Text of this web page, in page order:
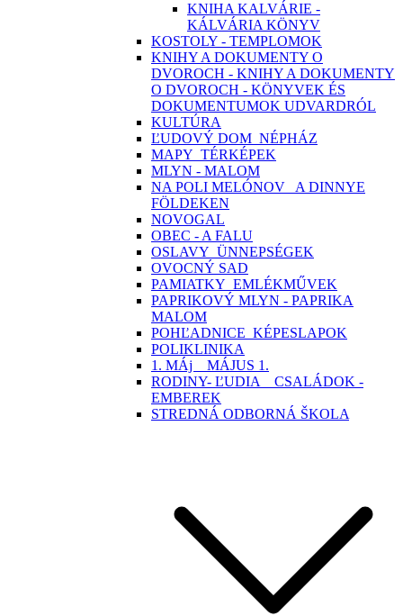
KNIHA KALVÁRIE -
KÁLVÁRIA KÖNYV
KOSTOLY - TEMPLOMOK
KNIHY A DOKUMENTY O
DVOROCH - KNIHY A DOKUMENTY
O DVOROCH - KÖNYVEK ÉS
DOKUMENTUMOK UDVARDRÓL
KULTÚRA
ĽUDOVÝ DOM_NÉPHÁZ
MAPY_TÉRKÉPEK
MLYN - MALOM
NA POLI MELÓNOV_ A DINNYE
FÖLDEKEN
NOVOGAL
OBEC - A FALU
OSLAVY_ÜNNEPSÉGEK
OVOCNÝ SAD
PAMIATKY_EMLÉKMŰVEK
PAPRIKOVÝ MLYN - PAPRIKA
MALOM
POHĽADNICE_KÉPESLAPOK
POLIKLINIKA
1. MÁj _ MÁJUS 1.
RODINY- ĽUDIA _ CSALÁDOK -
EMBEREK
STREDNÁ ODBORNÁ ŠKOLA